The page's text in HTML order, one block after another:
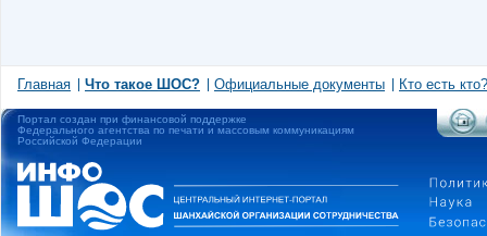
Главная Что такое ШОС? Официальные документы Кто есть кто?
Портал создан при финансовой поддержке
Федерального агентства по печати и массовым коммуникациям
Российской Федерации